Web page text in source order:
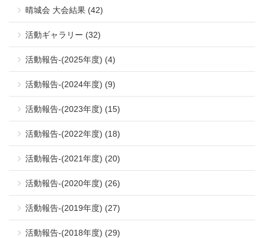
晴城会 大会結果 (42)
活動ギャラリー (32)
活動報告-(2025年度) (4)
活動報告-(2024年度) (9)
活動報告-(2023年度) (15)
活動報告-(2022年度) (18)
活動報告-(2021年度) (20)
活動報告-(2020年度) (26)
活動報告-(2019年度) (27)
活動報告-(2018年度) (29)